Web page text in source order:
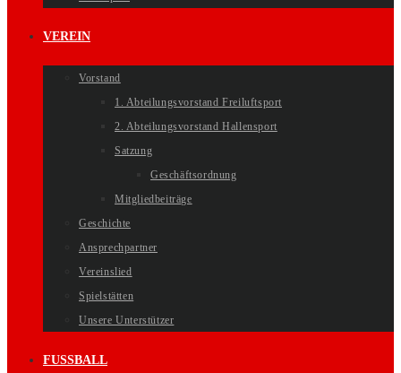
VEREIN
Vorstand
1. Abteilungsvorstand Freiluftsport
2. Abteilungsvorstand Hallensport
Satzung
Geschäftsordnung
Mitgliedbeiträge
Geschichte
Ansprechpartner
Vereinslied
Spielstätten
Unsere Unterstützer
FUSSBALL